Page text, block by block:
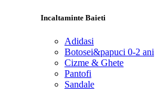
Incaltaminte Baieti
Adidasi
Botosei&papuci 0-2 ani
Cizme & Ghete
Pantofi
Sandale